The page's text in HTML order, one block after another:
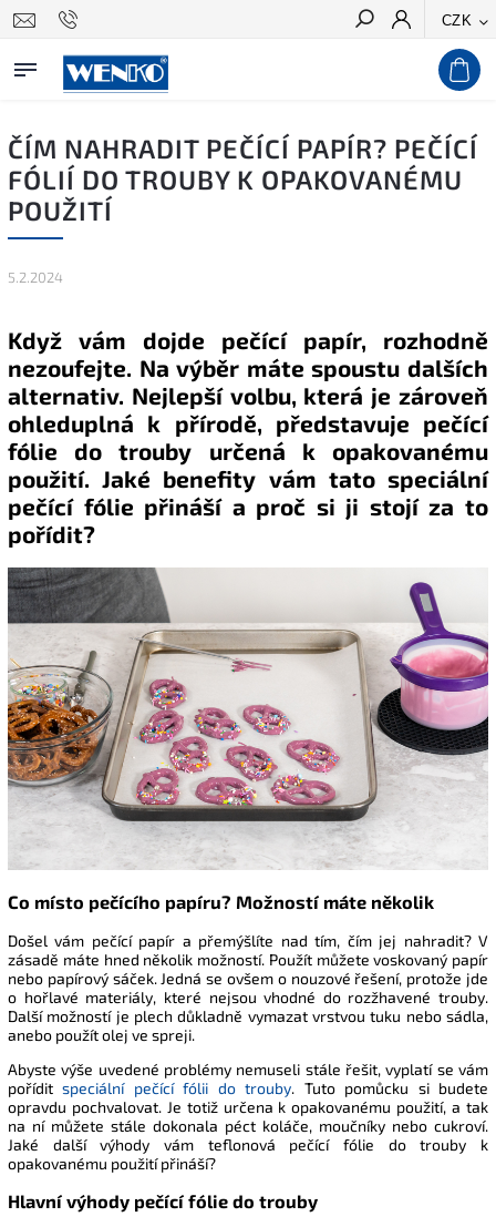
CZK
Hledat
ČÍM NAHRADIT PEČÍCÍ PAPÍR? PEČÍCÍ
FÓLIÍ DO TROUBY K OPAKOVANÉMU
POUŽITÍ
5.2.2024
Když vám dojde pečící papír, rozhodně
nezoufejte. Na výběr máte spoustu dalších
alternativ. Nejlepší volbu, která je zároveň
ohleduplná k přírodě, představuje pečící
fólie do trouby určená k opakovanému
použití. Jaké benefity vám tato speciální
pečící fólie přináší a proč si ji stojí za to
pořídit?
Co místo pečícího papíru? Možností máte několik
Došel vám pečící papír a přemýšlíte nad tím, čím jej nahradit? V
zásadě máte hned několik možností. Použít můžete voskovaný papír
nebo papírový sáček. Jedná se ovšem o nouzové řešení, protože jde
o hořlavé materiály, které nejsou vhodné do rozžhavené trouby.
Další možností je plech důkladně vymazat vrstvou tuku nebo sádla,
anebo použít olej ve spreji.
Abyste výše uvedené problémy nemuseli stále řešit, vyplatí se vám
poříditspeciální pečící fólii do trouby. Tuto pomůcku si budete
opravdu pochvalovat. Je totiž určena k opakovanému použití, a tak
na ní můžete stále dokonala péct koláče, moučníky nebo cukroví.
Jaké další výhody vám teflonová pečící fólie do trouby k
opakovanému použití přináší?
Hlavní výhody pečící fólie do trouby